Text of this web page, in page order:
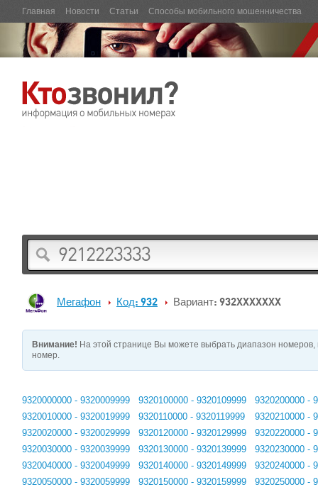
Главная Новости Статьи Способы мобильного мошенничества
Мегафон Код: 932 Вариант: 932XXXXXXX
Внимание! На этой странице Вы можете выбрать диапазон
номер.
9320000000 - 9320009999
9320010000 - 9320019999
9320020000 - 9320029999
9320030000 - 9320039999
9320040000 - 9320049999
9320050000 - 9320059999
9320100000 - 9320109999
9320110000 - 9320119999
9320120000 - 9320129999
9320130000 - 9320139999
9320140000 - 9320149999
9320150000 - 9320159999
9320200000 -
9320210000 -
9320220000 -
9320230000 -
9320240000 -
9320250000 -